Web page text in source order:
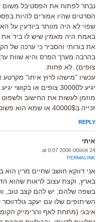
נבחר לפתוח את הפסטיבל משום
הסרטים שהיו אמורים להיות
באמת היה מאמין שיש לו ביד את
את בורותי והסביר כי ערכה של
צופים). לא פחות.
עכשיו "מישהו לרוץ איתו"
יגיע ל30000 צופים או
מוזמן לעשות את החישוב
זכייה ב40000$ או שמא הוא פשוט העריך שהוא לא יזכה.
REPLY
איתי
24 אוגוסט 2006 at 0:07
PERMALINK
אני דווקא חושב שחיים מרין הוא
בארץ, וקצת עצוב לראות שהוא
בשפה שלהם, יש להם קצב טוב,
השיתופים שלו עם יעקב
איבגי (מתחת לאף והרימייק